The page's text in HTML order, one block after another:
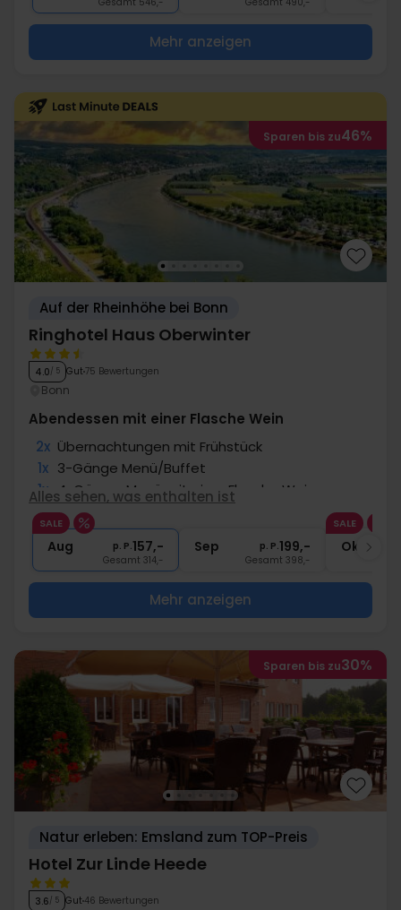
Mehr anzeigen
Sparen bis zu46%
Auf der Rheinhöhe bei Bonn
Ringhotel Haus Oberwinter
4.0/ 5 Gut 75 Bewertungen
Bonn
Abendessen mit einer Flasche Wein
2x Übernachtungen mit Frühstück
1x 3-Gänge Menü/Buffet
1x 4-Gänge-Menü mit einer Flasche Wein
1x 1 Begrüßungsgetränk
∞ Gratis Nutzung Pool, Sauna, Fitness
Alles sehen, was enthalten ist
SALE
Aug p. P.157,-
Gesamt 314,-
Sep p. P.199,-
Gesamt 398,-
SALE
Okt
Mehr anzeigen
Sparen bis zu30%
Natur erleben: Emsland zum TOP-Preis
Hotel Zur Linde Heede
3.6/ 5 Gut 46 Bewertungen